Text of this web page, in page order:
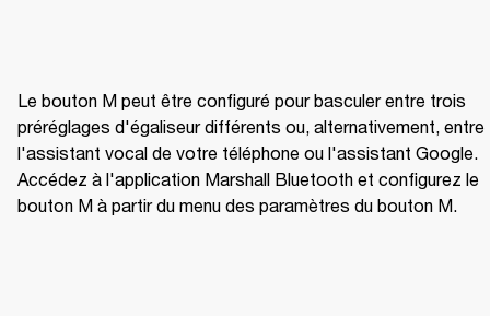
Le bouton M peut être configuré pour basculer entre trois
préréglages d'égaliseur différents ou, alternativement, entre
l'assistant vocal de votre téléphone ou l'assistant Google.
Accédez à l'application Marshall Bluetooth et configurez le
bouton M à partir du menu des paramètres du bouton M.